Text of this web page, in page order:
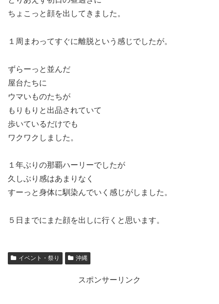
ちょこっと顔を出してきました。
１周まわってすぐに離脱という感じでしたが。
ずらーっと並んだ
屋台たちに
ウマいものたちが
もりもりと出品されていて
歩いているだけでも
ワクワクしました。
１年ぶりの那覇ハーリーでしたが
久しぶり感はあまりなく
すーっと身体に馴染んでいく感じがしました。
５日までにまた顔を出しに行くと思います。
イベント・祭り 沖縄
スポンサーリンク